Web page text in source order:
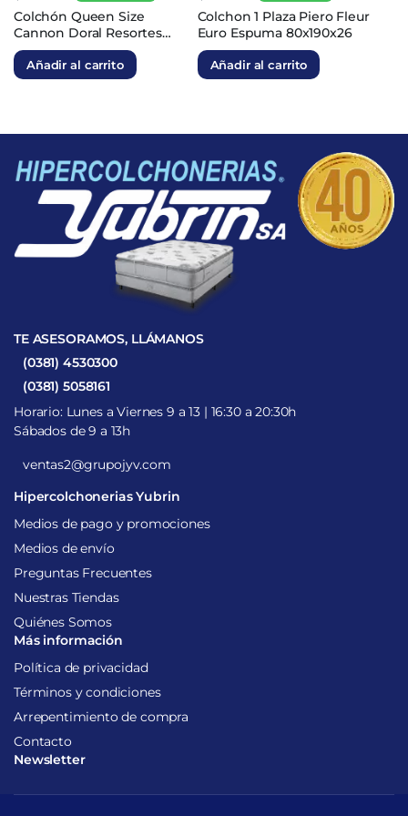
El
precio
original
era:
El
precio
actual
es:
Colchón Queen Size
Cannon Doral Resortes
Continuo 160x200x27
Añadir al carrito
El
precio
original
era:
El
precio
actual
es:
Colchon 1 Plaza Piero Fleur
Euro Espuma 80x190x26
Añadir al carrito
TE ASESORAMOS, LLÁMANOS
(0381) 4530300
(0381) 5058161
Horario: Lunes a Viernes 9 a 13 | 16:30 a 20:30h
Sábados de 9 a 13h
ventas2@grupojyv.com
Hipercolchonerias Yubrin
Medios de pago y promociones
Medios de envío
Preguntas Frecuentes
Nuestras Tiendas
Quiénes Somos
Más información
Política de privacidad
Términos y condiciones
Arrepentimiento de compra
Contacto
Newsletter